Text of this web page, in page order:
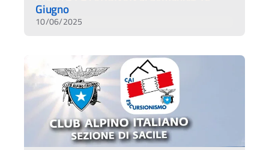
Giugno
10/06/2025